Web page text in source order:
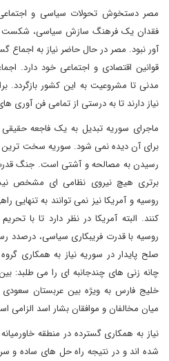
مصر دستخوش تحولات سیاسی و
آور نبود. مصر در حال حاضر نیاز به اجماع
قوانین اقتصادی و اجتماعی خود دارد.
مدنی تا مشروعیت به این کشور بازگردد.
نیاز دارند تا به درستی از تمامی فن آوری
ماجرای سوریه تبدیل به یک فاجعه
برای آن دیده نمی شود. سوریه سخت
رسیدن به مصالحه و آشتی است. جنگ
برتری هیچ نیروی نظامی ای مشخص
روسیه و آمریکا نیز نمی توانند به
کنند. البته آمریکا در نظر دارد تا با
روسیه با قدرت فریبکاری سیاسی، درصدد
صلح پایدار در سوریه نیاز به همکاری
چانه زنی های چندجانبه ای را می طلبد:
خلیج فارس به ویژه بین عربستان
میان مخالفان و موافقان بشار اسد الزامی
نیاز به همکاری گسترده در منطقه
شده اند و در نتیجه راه حل های ساده و